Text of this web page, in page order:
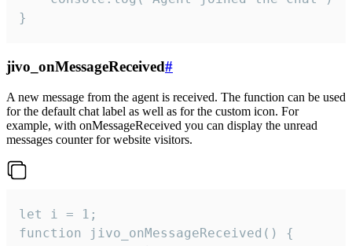
}
jivo_onMessageReceived#
A new message from the agent is received. The function can be used
for the default chat label as well as for the custom icon. For
example, with onMessageReceived you can display the unread
messages counter for website visitors.
let i = 1;
function jivo_onMessageReceived() {